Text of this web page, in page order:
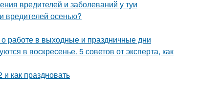
вредителей и заболеваний у туи
вредителей осенью?
работе в выходные и праздничные дни
в воскресенье. 5 советов от эксперта, как
как праздновать